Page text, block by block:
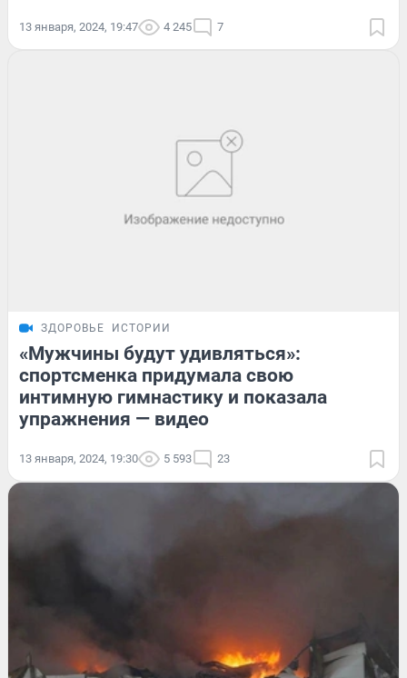
13 января, 2024, 19:47 4 245 7
ЗДОРОВЬЕ ИСТОРИИ
«Мужчины будут удивляться»:
спортсменка придумала свою
интимную гимнастику и показала
упражнения — видео
13 января, 2024, 19:30 5 593 23